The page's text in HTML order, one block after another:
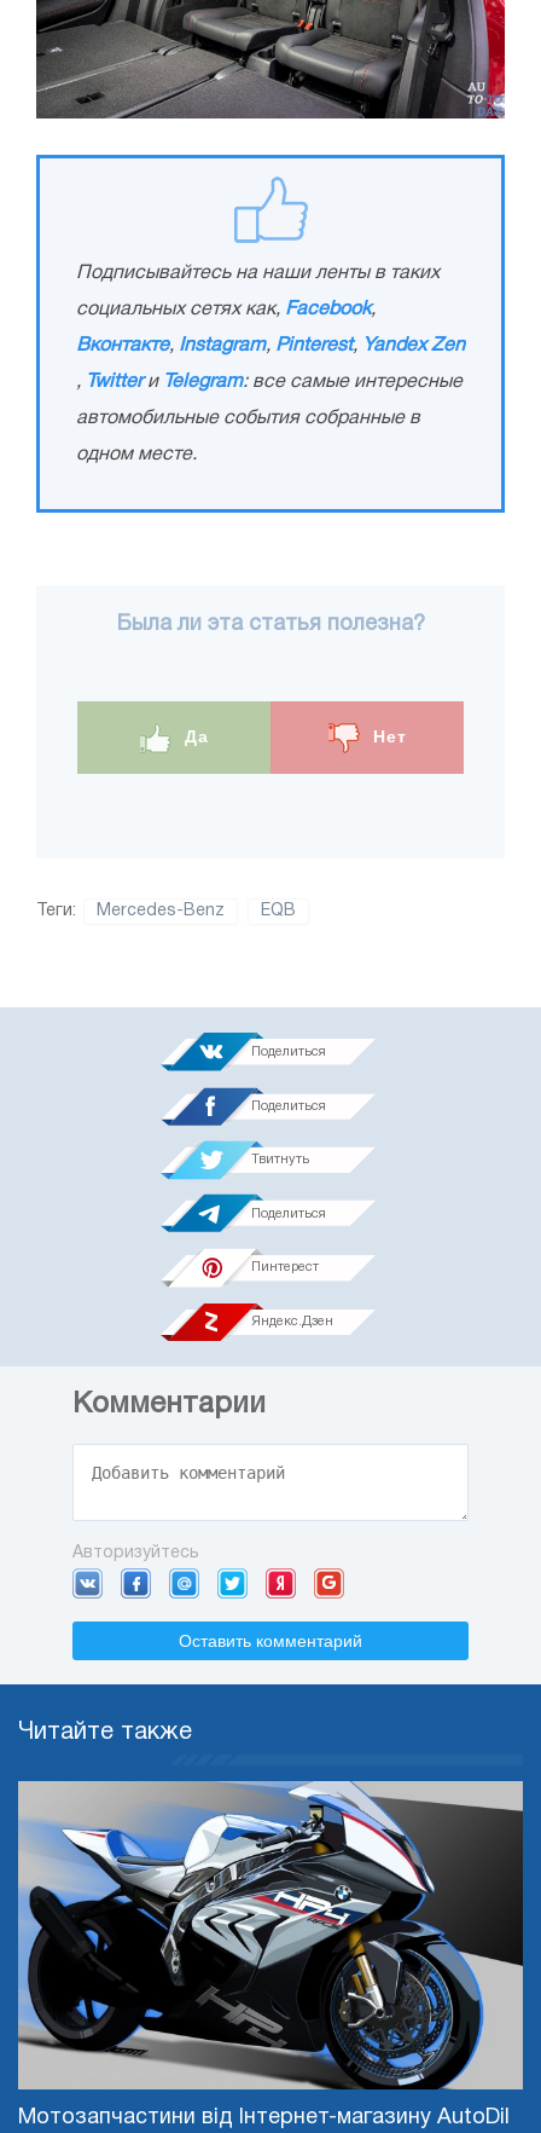
Подписывайтесь на наши ленты в таких
социальных сетях как, Facebook,
Вконтакте, Instagram, Pinterest, Yandex Zen
, Twitterи Telegram: все самые интересные
автомобильные события собранные в
одном месте.
Была ли эта статья полезна?
Да Нет
Теги: Mercedes-Benz EQB
Поделиться
Поделиться
Твитнуть
Поделиться
Пинтерест
Яндекс.Дзен
Комментарии
Авторизуйтесь
Оставить комментарий
Читайте также
Мотозапчастини від Інтернет-магазину AutoDil